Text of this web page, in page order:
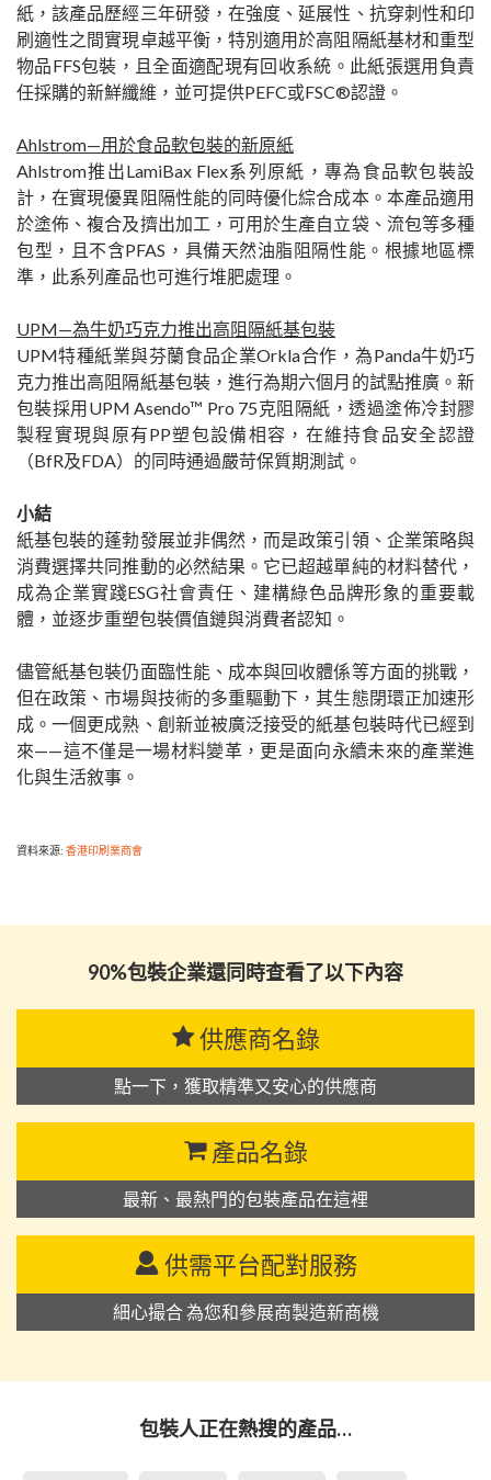
紙，該產品歷經三年研發，在強度、延展性、抗穿刺性和印
刷適性之間實現卓越平衡，特別適用於高阻隔紙基材和重型
物品FFS包裝，且全面適配現有回收系統。此紙張選用負責
任採購的新鮮纖維，並可提供PEFC或FSC®認證。
Ahlstrom—用於食品軟包裝的新原紙
Ahlstrom推出LamiBax Flex系列原紙，專為食品軟包裝設
計，在實現優異阻隔性能的同時優化綜合成本。本產品適用
於塗佈、複合及擠出加工，可用於生產自立袋、流包等多種
包型，且不含PFAS，具備天然油脂阻隔性能。根據地區標
準，此系列產品也可進行堆肥處理。
UPM—為牛奶巧克力推出高阻隔紙基包裝
UPM特種紙業與芬蘭食品企業Orkla合作，為Panda牛奶巧
克力推出高阻隔紙基包裝，進行為期六個月的試點推廣。新
包裝採用UPM Asendo™ Pro 75克阻隔紙，透過塗佈冷封膠
製程實現與原有PP塑包設備相容，在維持食品安全認證
（BfR及FDA）的同時通過嚴苛保質期測試。
小結
紙基包裝的蓬勃發展並非偶然，而是政策引領、企業策略與
消費選擇共同推動的必然結果。它已超越單純的材料替代，
成為企業實踐ESG社會責任、建構綠色品牌形象的重要載
體，並逐步重塑包裝價值鏈與消費者認知。
儘管紙基包裝仍面臨性能、成本與回收體係等方面的挑戰，
但在政策、市場與技術的多重驅動下，其生態閉環正加速形
成。一個更成熟、創新並被廣泛接受的紙基包裝時代已經到
來——這不僅是一場材料變革，更是面向永續未來的產業進
化與生活敘事。
資料來源: 香港印刷業商會
90%包裝企業還同時查看了以下內容
供應商名錄
點一下，獲取精準又安心的供應商
產品名錄
最新、最熱門的包裝產品在這裡
供需平台配對服務
細心撮合 為您和參展商製造新商機
包裝人正在熱搜的產品…